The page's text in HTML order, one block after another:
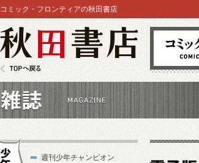
コミックス
コミック・フロンティアの秋田書店
週刊少年チャンピオン